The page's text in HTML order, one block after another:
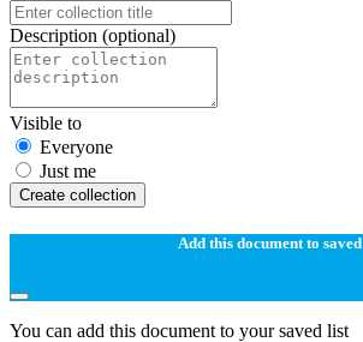
Description (optional)
Visible to
Everyone
Just me
Create collection
Add this document to saved
You can add this document to your saved list